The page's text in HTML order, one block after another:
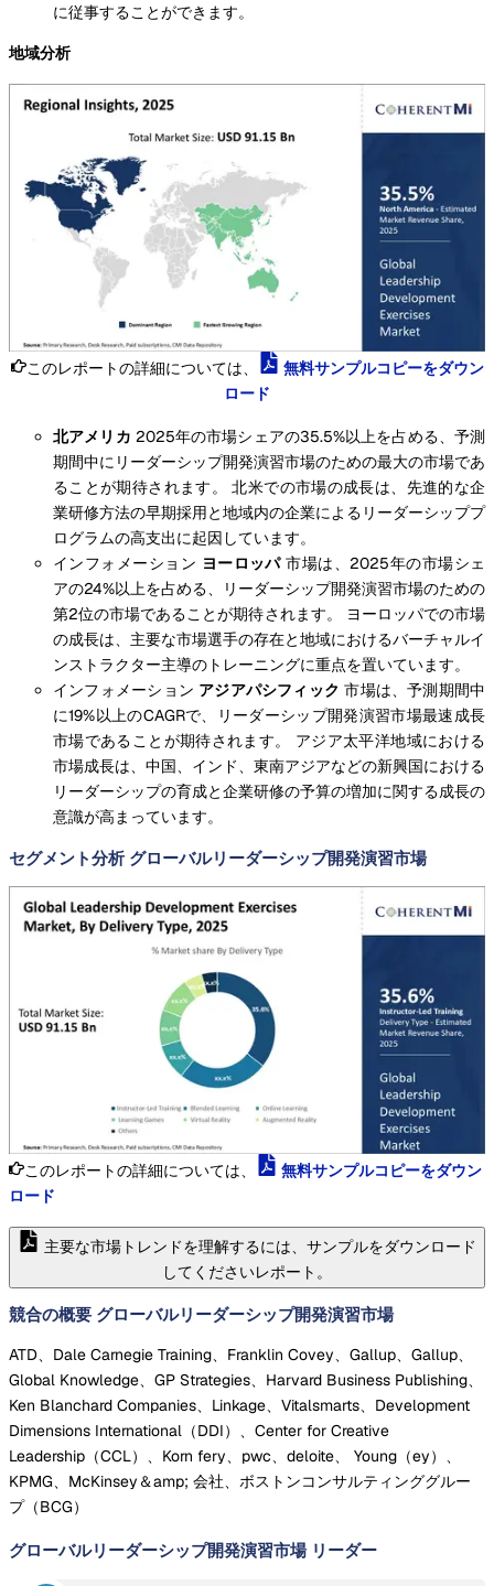
に従事することができます。
地域分析
このレポートの詳細については、
無料サンプルコピーをダウン
ロード
北アメリカ 2025年の市場シェアの35.5%以上を占める、予測
期間中にリーダーシップ開発演習市場のための最大の市場であ
ることが期待されます。 北米での市場の成長は、先進的な企
業研修方法の早期採用と地域内の企業によるリーダーシッププ
ログラムの高支出に起因しています。
インフォメーション ヨーロッパ市場は、2025年の市場シェ
アの24%以上を占める、リーダーシップ開発演習市場のための
第2位の市場であることが期待されます。 ヨーロッパでの市場
の成長は、主要な市場選手の存在と地域におけるバーチャルイ
ンストラクター主導のトレーニングに重点を置いています。
インフォメーション アジアパシフィック 市場は、予測期間中
に19%以上のCAGRで、リーダーシップ開発演習市場最速成長
市場であることが期待されます。 アジア太平洋地域における
市場成長は、中国、インド、東南アジアなどの新興国における
リーダーシップの育成と企業研修の予算の増加に関する成長の
意識が高まっています。
セグメント分析 グローバルリーダーシップ開発演習市場
このレポートの詳細については、
無料サンプルコピーをダウン
ロード
主要な市場トレンドを理解するには、サンプルをダウンロード
してくださいレポート。
競合の概要 グローバルリーダーシップ開発演習市場
ATD、Dale Carnegie Training、Franklin Covey、Gallup、Gallup、
Global Knowledge、GP Strategies、Harvard Business Publishing、
Ken Blanchard Companies、Linkage、Vitalsmarts、Development
Dimensions International（DDI）、Center for Creative
Leadership（CCL）、Korn fery、pwc、deloite、 Young（ey）、
KPMG、McKinsey＆amp; 会社、ボストンコンサルティンググルー
プ（BCG）
グローバルリーダーシップ開発演習市場 リーダー